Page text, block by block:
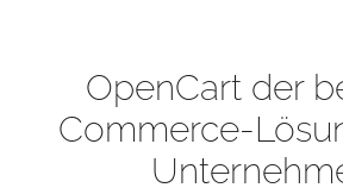
OpenCart der
Commerce-